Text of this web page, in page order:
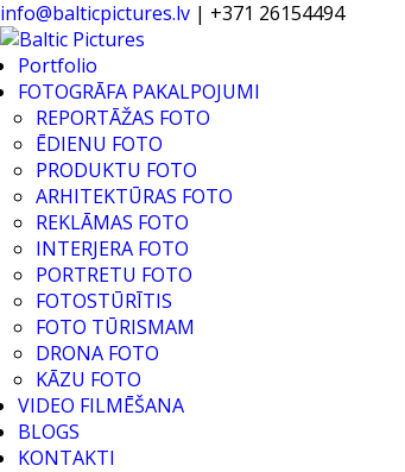
info@balticpictures.lv | +371 26154494
Portfolio
FOTOGRĀFA PAKALPOJUMI
REPORTĀŽAS FOTO
ĒDIENU FOTO
PRODUKTU FOTO
ARHITEKTŪRAS FOTO
REKLĀMAS FOTO
INTERJERA FOTO
PORTRETU FOTO
FOTOSTŪRĪTIS
FOTO TŪRISMAM
DRONA FOTO
KĀZU FOTO
VIDEO FILMĒŠANA
BLOGS
KONTAKTI